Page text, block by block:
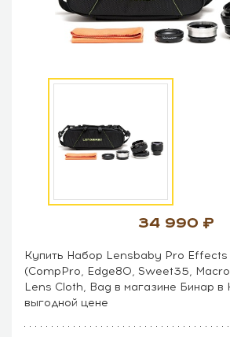
34 990
Купить Набор Lensbaby Pro Effects
(CompPro, Edge80, Sweet35,
Lens Cloth, Bag в магазине Бинар в
выгодной цене